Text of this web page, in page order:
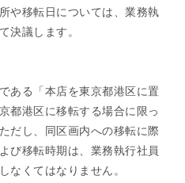
や移転日については、業務執
決議します。
ある「本店を東京都港区に置
都港区に移転する場合に限っ
だし、同区画内への移転に際
び移転時期は、業務執行社員
なくてはなりません。